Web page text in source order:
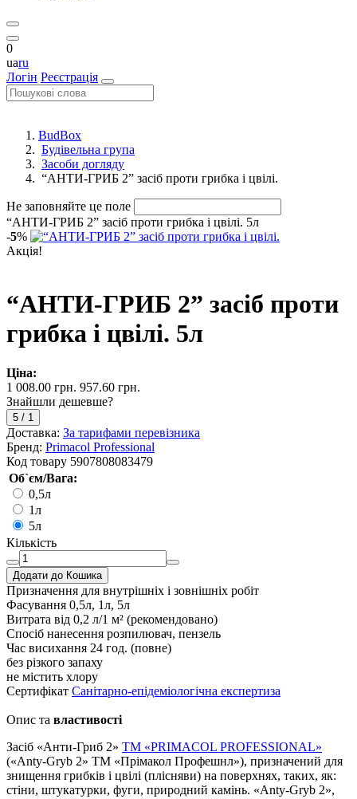
0
uaru
Логін Реєстрація
BudBox
Будівельна група
Засоби догляду
“АНТИ-ГРИБ 2” засіб проти грибка і цвілі.
Не заповняйте це поле
“АНТИ-ГРИБ 2” засіб проти грибка і цвілі. 5л
-5%
Акція!
“АНТИ-ГРИБ 2” засіб проти
грибка і цвілі. 5л
Ціна:
1 008.00 грн. 957.60 грн.
Знайшли дешевше?
5 / 1
Доставка: За тарифами перевізника
Бренд: Primacol Professional
Код товару 5907808083479
Об`єм/Вага:
0,5л
1л
5л
Кількість
Додати до Кошика
Призначення для внутрішніх і зовнішніх робіт
Фасування 0,5л, 1л, 5л
Витрата від 0,2 л/1 м² (рекомендовано)
Спосіб нанесення розпилювач, пензель
Час висихання 24 год. (повне)
без різкого запаху
не містить хлору
Сертифікат Санітарно-епідеміологічна експертиза
Опис та властивості
Засіб «Анти-Гриб 2» ТМ «PRIMACOL PROFESSIONAL»
(«Anty-Gryb 2» ТМ «Прімакол Профешнл»), призначений для
знищення грибків і цвілі (плісняви) на поверхнях, таких, як:
стіни, штукатурки, фуги, природний камінь. «Anty-Gryb 2»,